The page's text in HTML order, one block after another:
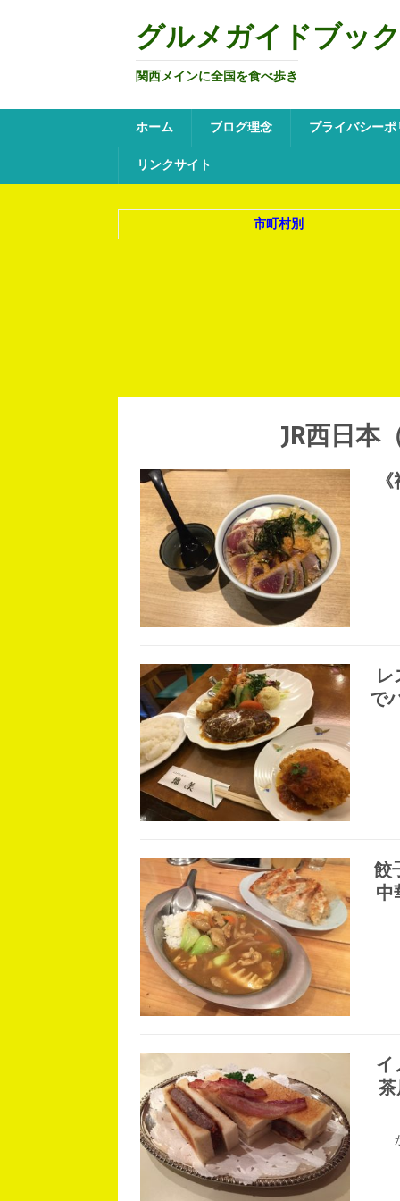
グルメガイドブック
関西メインに全国を食べ歩き
ホーム ブログ理念 プライバシー
リンクサイト
市町村別
JR西日本
で
餃
中
イ